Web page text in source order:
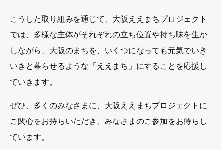
こうした取り組みを通じて、大阪ええまちプロジェクト
では、多様な主体がそれぞれの立ち位置や持ち味を生か
しながら、大阪のまちを、いくつになっても元気でいき
いきと暮らせるような「ええまち」にすることを応援し
ていきます。
ぜひ、多くのみなさまに、大阪ええまちプロジェクトに
ご関心をお持ちいただき、みなさまのご参加をお待ちし
ています。